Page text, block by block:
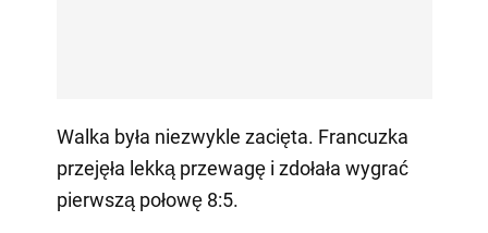
Walka była niezwykle zacięta. Francuzka
przejęła lekką przewagę i zdołała wygrać
pierwszą połowę 8:5.